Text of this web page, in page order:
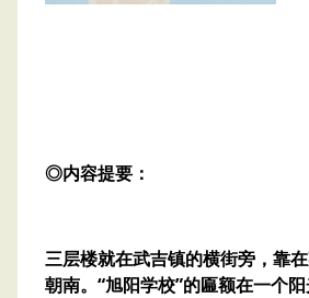
◎内容提要：
三层楼就在武吉镇的横街旁，靠
朝南。“旭阳学校”的匾额在一个